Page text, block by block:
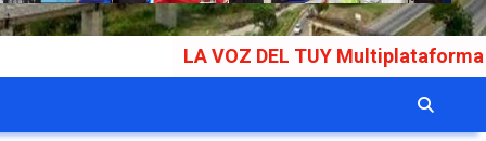
LA VOZ DEL TUY Multiplataforma Informativa